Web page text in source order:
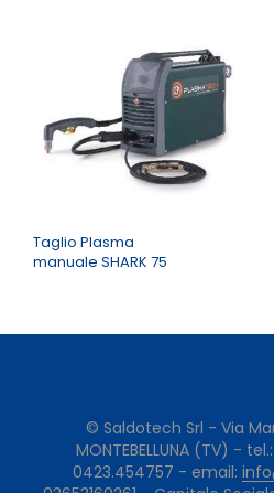
Taglio Plasma
manuale SHARK 75
© Saldotech Srl - Via
MONTEBELLUNA (TV) - tel.:
0423.454757 - email: